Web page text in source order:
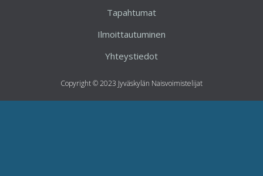
Tapahtumat
Ilmoittautuminen
Yhteystiedot
Copyright © 2023 Jyväskylän Naisvoimistelijat